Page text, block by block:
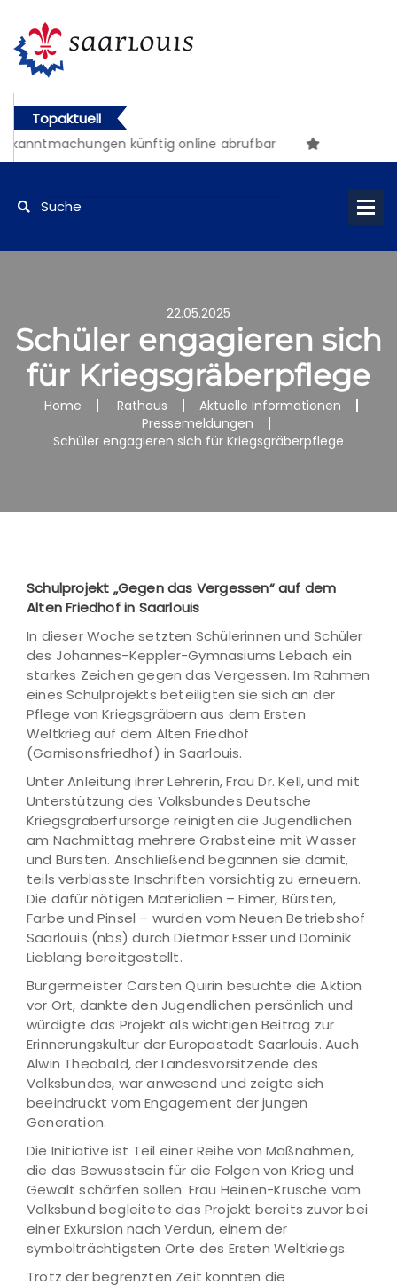
Topaktuell
künftig online abrufbar
22.05.2025
Schüler engagieren sich
für Kriegsgräberpflege
Home Rathaus
Aktuelle Informationen
Pressemeldungen
Schüler engagieren sich für Kriegsgräberpflege
Schulprojekt „Gegen das Vergessen“ auf dem
Alten Friedhof in Saarlouis
In dieser Woche setzten Schülerinnen und Schüler
des Johannes-Keppler-Gymnasiums Lebach ein
starkes Zeichen gegen das Vergessen. Im Rahmen
eines Schulprojekts beteiligten sie sich an der
Pflege von Kriegsgräbern aus dem Ersten
Weltkrieg auf dem Alten Friedhof
(Garnisonsfriedhof) in Saarlouis.
Unter Anleitung ihrer Lehrerin, Frau Dr. Kell, und mit
Unterstützung des Volksbundes Deutsche
Kriegsgräberfürsorge reinigten die Jugendlichen
am Nachmittag mehrere Grabsteine mit Wasser
und Bürsten. Anschließend begannen sie damit,
teils verblasste Inschriften vorsichtig zu erneuern.
Die dafür nötigen Materialien – Eimer, Bürsten,
Farbe und Pinsel – wurden vom Neuen Betriebshof
Saarlouis (nbs) durch Dietmar Esser und Dominik
Lieblang bereitgestellt.
Bürgermeister Carsten Quirin besuchte die Aktion
vor Ort, dankte den Jugendlichen persönlich und
würdigte das Projekt als wichtigen Beitrag zur
Erinnerungskultur der Europastadt Saarlouis. Auch
Alwin Theobald, der Landesvorsitzende des
Volksbundes, war anwesend und zeigte sich
beeindruckt vom Engagement der jungen
Generation.
Die Initiative ist Teil einer Reihe von Maßnahmen,
die das Bewusstsein für die Folgen von Krieg und
Gewalt schärfen sollen. Frau Heinen-Krusche vom
Volksbund begleitete das Projekt bereits zuvor bei
einer Exkursion nach Verdun, einem der
symbolträchtigsten Orte des Ersten Weltkriegs.
Trotz der begrenzten Zeit konnten die